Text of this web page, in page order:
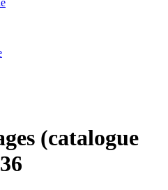
(catalogue